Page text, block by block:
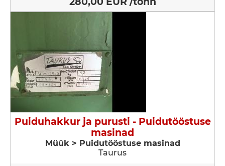
Puiduhakkur ja purusti - Puidutööstuse
masinad
Müük > Puidutööstuse masinad
Taurus